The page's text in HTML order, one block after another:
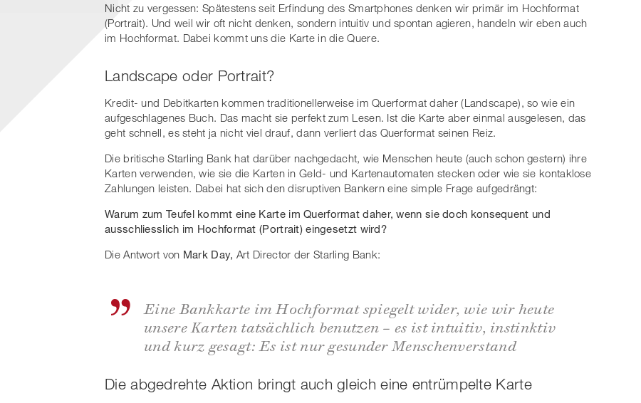
Nicht zu vergessen: Spätestens seit Erfindung des Smartphones denken wir primär im Hochformat
(Portrait). Und weil wir oft nicht denken, sondern intuitiv und spontan agieren, handeln wir eben auch
im Hochformat. Dabei kommt uns die Karte in die Quere.
Landscape oder Portrait?
Kredit- und Debitkarten kommen traditionellerweise im Querformat daher (Landscape), so wie ein
aufgeschlagenes Buch. Das macht sie perfekt zum Lesen. Ist die Karte aber einmal ausgelesen, das
geht schnell, es steht ja nicht viel drauf, dann verliert das Querformat seinen Reiz.
Die britische Starling Bank hat darüber nachgedacht, wie Menschen heute (auch schon gestern) ihre
Karten verwenden, wie sie die Karten in Geld- und Kartenautomaten stecken oder wie sie kontaklose
Zahlungen leisten. Dabei hat sich den disruptiven Bankern eine simple Frage aufgedrängt:
Warum zum Teufel kommt eine Karte im Querformat daher, wenn sie doch konsequent und
ausschliesslich im Hochformat (Portrait) eingesetzt wird?
Die Antwort von Mark Day, Art Director der Starling Bank:
Eine Bankkarte im Hochformat spiegelt wider, wie wir heute
unsere Karten tatsächlich benutzen – es ist intuitiv, instinktiv
und kurz gesagt: Es ist nur gesunder Menschenverstand
Die abgedrehte Aktion bringt auch gleich eine entrümpelte Karte